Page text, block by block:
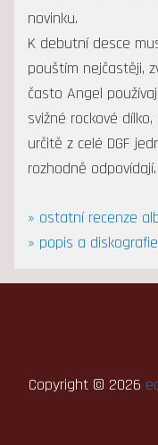
novinku.
K debutní desce
pouštím nejčastěji,
často Angel
svižné rockové
určitě z celé DGF
rozhodně odpovídají.
» ostatní recenze
» popis a
Copyright © 2026